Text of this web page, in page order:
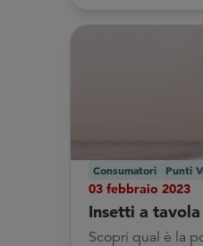
Consumatori Punti
03 febbraio 2023
Insetti a tavola
Scopri qual è la